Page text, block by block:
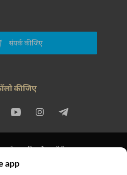
संपर्क कीजिए
कीजिए
इस्तेमाल की शर्तें कॉपीराइट
All rights reserved.
app